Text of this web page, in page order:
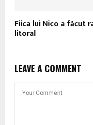
Fiica lui Nico a făcut
litoral
LEAVE A COMMENT